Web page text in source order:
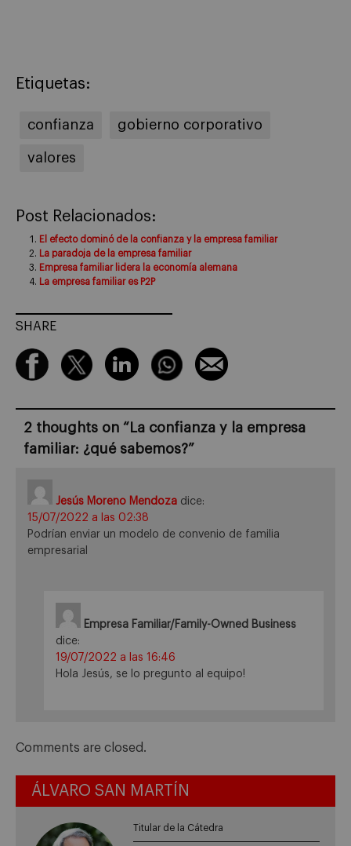
Etiquetas:
confianza gobierno corporativo
valores
Post Relacionados:
El efecto dominó de la confianza y la empresa familiar
La paradoja de la empresa familiar
Empresa familiar lidera la economía alemana
La empresa familiar es P2P
SHARE
2 thoughts on “ La confianza y la empresa
familiar: ¿qué sabemos?”
Jesús Moreno Mendoza dice:
15/07/2022 a las 02:38
Podrían enviar un modelo de convenio de familia
empresarial
Empresa Familiar/Family-Owned Business
dice:
19/07/2022 a las 16:46
Hola Jesús, se lo pregunto al equipo!
Comments are closed.
ÁLVARO SAN MARTÍN
Titular de la Cátedra